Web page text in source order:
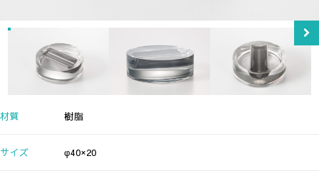
材質 樹脂
サイズ φ40×20